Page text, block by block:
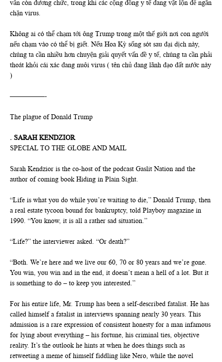
vẫn còn đương chức, trong khi các cộng đồng y tế đang vật lộn để ngăn
chặn virus.
Không ai có thể chạm tới ông Trump trong một thế giới nơi con người
nếu chạm vào có thể bị giết. Nếu Hoa Kỳ sống sót sau đại dịch này,
chúng ta cần nhiều hơn chuyện giải quyết vấn đề y tế, chúng ta cần phải
thoát khỏi cái xác đang nuôi virus ( tên chủ đang lãnh đạo đất nước này
)
—————-
The plague of Donald Trump
. SARAH KENDZIOR
SPECIAL TO THE GLOBE AND MAIL
Sarah Kendzior is the co-host of the podcast Gaslit Nation and the
author of coming book Hiding in Plain Sight.
“Life is what you do while you’re waiting to die,” Donald Trump, then
a real estate tycoon bound for bankruptcy, told Playboy magazine in
1990. “You know, it is all a rather sad situation.”
“Life?” the interviewer asked. “Or death?”
“Both. We’re here and we live our 60, 70 or 80 years and we’re gone.
You win, you win and in the end, it doesn’t mean a hell of a lot. But it
is something to do – to keep you interested.”
For his entire life, Mr. Trump has been a self-described fatalist. He has
called himself a fatalist in interviews spanning nearly 30 years. This
admission is a rare expression of consistent honesty for a man infamous
for lying about everything – his fortune, his criminal ties, objective
reality. It’s the outlook he hints at when he does things such as
retweeting a meme of himself fiddling like Nero, while the novel